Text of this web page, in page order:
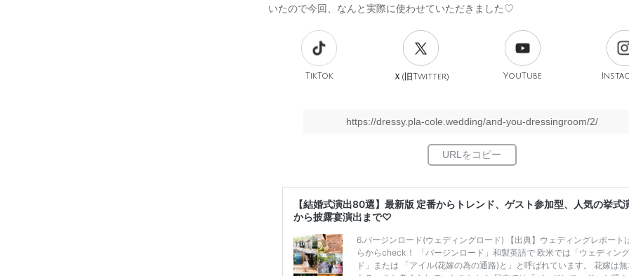
いたので今回、なんと実際に使わせていただきました♡
TikTok Ｘ(旧Twitter) YouTube
https://dressy.pla-cole.wedding/and-you-dressingroom/2/
【結婚式演出80選】最新版 定番からトレンド、ゲスト参加型、人気の挙式
から披露宴演出まで♡
6.バージンロード(ウェディングロード) 【出典】ウェディングレポート
らからcheck！ 「バージンロード」和製英語で 欧米では「ウェディン
ド」または 「アイル(花嫁の為の通路)と」と呼ばれています。 花嫁は